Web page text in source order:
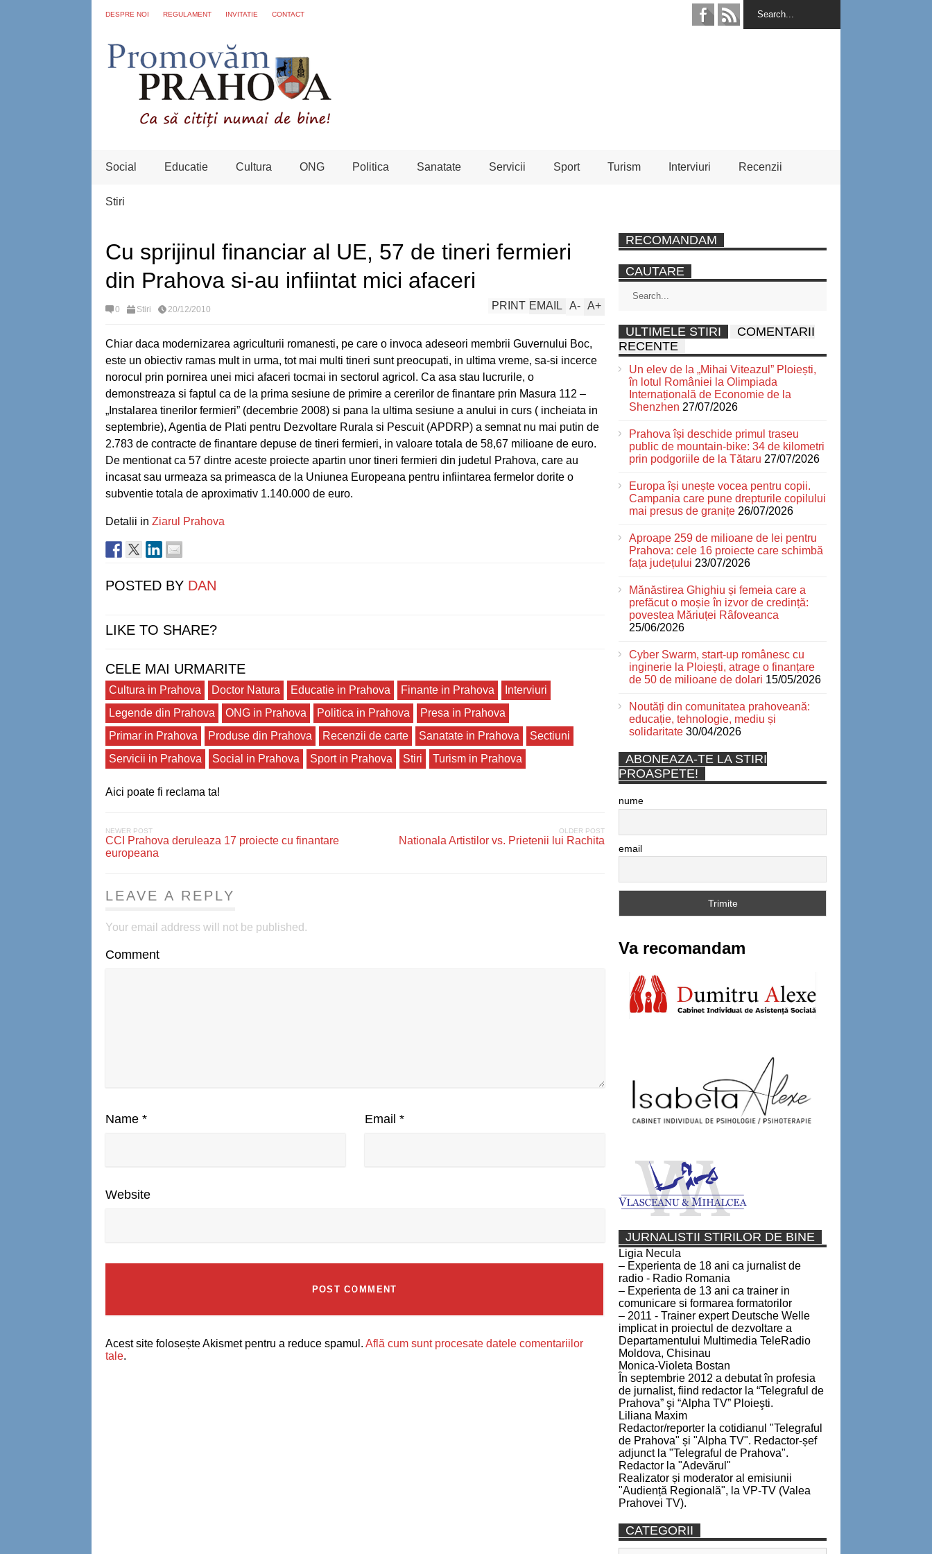
DESPRE NOI REGULAMENT INVITATIE CONTACT
Social Educatie Cultura ONG Politica Sanatate Servicii Sport Turism Interviuri Recenzii
Stiri
Cu sprijinul financiar al UE, 57 de tineri fermieri
din Prahova si-au infiintat mici afaceri
0 Stiri 20/12/2010 A+
A-
EMAIL
PRINT
Chiar daca modernizarea agriculturii romanesti, pe care o invoca adeseori membrii Guvernului Boc,
este un obiectiv ramas mult in urma, tot mai multi tineri sunt preocupati, in ultima vreme, sa-si incerce
norocul prin pornirea unei mici afaceri tocmai in sectorul agricol. Ca asa stau lucrurile, o
demonstreaza si faptul ca de la prima sesiune de primire a cererilor de finantare prin Masura 112 –
„Instalarea tinerilor fermieri” (decembrie 2008) si pana la ultima sesiune a anului in curs ( incheiata in
septembrie), Agentia de Plati pentru Dezvoltare Rurala si Pescuit (APDRP) a semnat nu mai putin de
2.783 de contracte de finantare depuse de tineri fermieri, in valoare totala de 58,67 milioane de euro.
De mentionat ca 57 dintre aceste proiecte apartin unor tineri fermieri din judetul Prahova, care au
incasat sau urmeaza sa primeasca de la Uniunea Europeana pentru infiintarea fermelor dorite o
subventie totala de aproximativ 1.140.000 de euro.
Detalii in Ziarul Prahova
POSTED BY DAN
LIKE TO SHARE?
CELE MAI URMARITE
Cultura in Prahova Doctor Natura Educatie in Prahova Finante in Prahova
Interviuri
Legende din Prahova
ONG in Prahova Politica in Prahova
Presa in Prahova
Primar in Prahova
Produse din Prahova Recenzii de carte Sanatate in Prahova
Sectiuni
Servicii in Prahova
Social in Prahova Sport in Prahova Stiri Turism in Prahova
Aici poate fi reclama ta!
NEWER POST
CCI Prahova deruleaza 17 proiecte cu finantare
europeana
OLDER POST
Nationala Artistilor vs. Prietenii lui Rachita
LEAVE A REPLY
Your email address will not be published.
Comment
Name * Email*
Website
Acest site folosește Akismet pentru a reduce spamul. Află cum sunt procesate datele comentariilor
tale.
RECOMANDAM
CAUTARE
ULTIMELE STIRI
COMENTARII
RECENTE
Un elev de la „Mihai Viteazul” Ploiești,
în lotul României la Olimpiada
Internațională de Economie de la
Shenzhen 27/07/2026
Prahova își deschide primul traseu
public de mountain-bike: 34 de kilometri
prin podgoriile de la Tătaru 27/07/2026
Europa își unește vocea pentru copii.
Campania care pune drepturile copilului
mai presus de granițe 26/07/2026
Aproape 259 de milioane de lei pentru
Prahova: cele 16 proiecte care schimbă
fața județului 23/07/2026
Mănăstirea Ghighiu și femeia care a
prefăcut o moșie în izvor de credință:
povestea Măriuței Râfoveanca
25/06/2026
Cyber Swarm, start-up românesc cu
inginerie la Ploiești, atrage o finanțare
de 50 de milioane de dolari 15/05/2026
Noutăți din comunitatea prahoveană:
educație, tehnologie, mediu și
solidaritate 30/04/2026
ABONEAZA-TE LA STIRI
PROASPETE!
nume
email
Va recomandam
JURNALISTII STIRILOR DE BINE
Ligia Necula
– Experienta de 18 ani ca jurnalist de
radio - Radio Romania
– Experienta de 13 ani ca trainer in
comunicare si formarea formatorilor
– 2011 - Trainer expert Deutsche Welle
implicat in proiectul de dezvoltare a
Departamentului Multimedia TeleRadio
Moldova, Chisinau
Monica-Violeta Bostan
În septembrie 2012 a debutat în profesia
de jurnalist, fiind redactor la “Telegraful de
Prahova” şi “Alpha TV” Ploieşti.
Liliana Maxim
Redactor/reporter la cotidianul "Telegraful
de Prahova" și "Alpha TV". Redactor-șef
adjunct la "Telegraful de Prahova".
Redactor la "Adevărul"
Realizator și moderator al emisiunii
"Audiență Regională", la VP-TV (Valea
Prahovei TV).
CATEGORII
Categorii